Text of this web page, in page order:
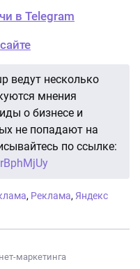
в Telegram
ведут несколько
мнения
о бизнесе и
не попадают на
по ссылке:
, Реклама, Яндекс
маркетинга